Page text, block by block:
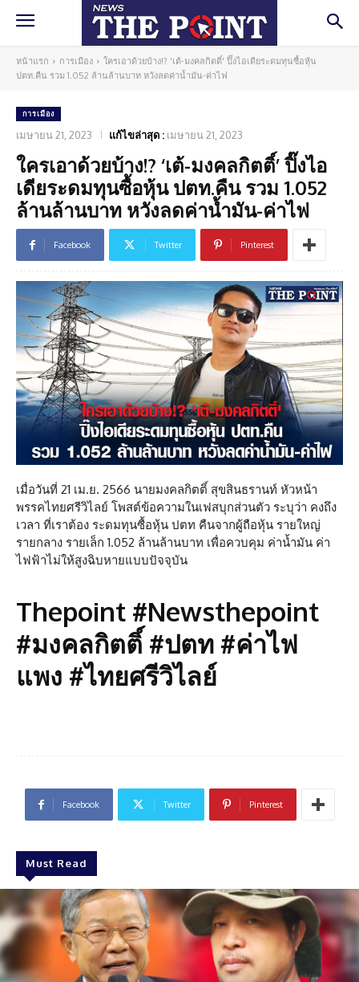
หน้าแรก การเมือง
ใครเอาด้วยบ้าง!? 'เต้-มงคลกิตติ์' ปิ๊งไอเดียระดมทุนซื้อหุ้น
ปตท.คืน รวม 1.052 ล้านล้านบาท หวังลดค่าน้ำมัน-ค่าไฟ
การเมือง
เมษายน 21, 2023 แก้ไขล่าสุด : เมษายน 21, 2023
ใครเอาด้วยบ้าง!? ‘เต้-มงคลกิตติ์’ ปิ๊งไอ
เดียระดมทุนซื้อหุ้น ปตท.คืน รวม 1.052
ล้านล้านบาท หวังลดค่าน้ำมัน-ค่าไฟ
Facebook Twitter Pinterest
เมื่อวันที่ 21 เม.ย. 2566 นายมงคลกิตติ์ สุขสินธรานท์ หัวหน้า
พรรคไทยศรีวิไลย์ โพสต์ข้อความในเฟสบุกส่วนตัว ระบุว่า คงถึง
เวลา ที่เราต้อง ระดมทุนซื้อหุ้น ปตท คืนจากผู้ถือหุ้น รายใหญ่
รายกลาง รายเล็ก 1.052 ล้านล้านบาท เพื่อควบคุม ค่าน้ำมัน ค่า
ไฟฟ้าไม่ให้สูงฉิบหายแบบปัจจุบัน
Thepoint #Newsthepoint
#มงคลกิตติ์ #ปตท #ค่าไฟ
แพง #ไทยศรีวิไลย์
Facebook Twitter Pinterest
Must Read